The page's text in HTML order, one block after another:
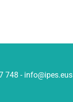
748 - info@ipes.eus